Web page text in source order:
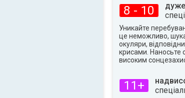
8 - 10
Уникайте
це неможливо,
окуляри,
крисами. Наносьте
високим
11+